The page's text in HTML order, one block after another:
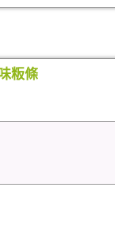
粄條